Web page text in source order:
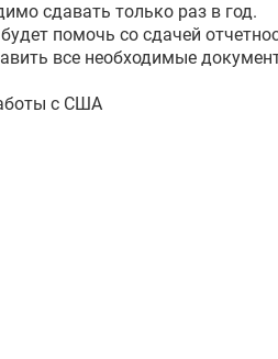
сдавать только раз в год.
помочь со сдачей
все необходимые
с США